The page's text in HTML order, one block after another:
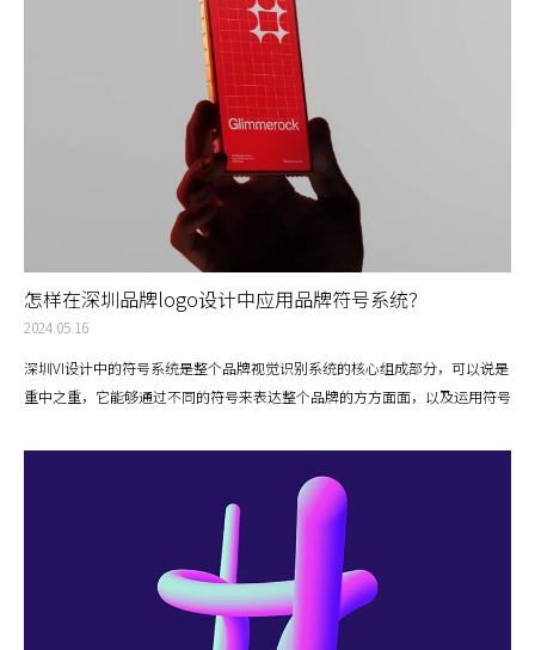
怎样在深圳品牌logo设计中应用品牌符号系统？
2024.05.16
深圳VI设计中的符号系统是整个品牌视觉识别系统的核心组成部分，可以说是
重中之重，它能够通过不同的符号来表达整个品牌的方方面面，以及运用符号
现商业价值。品牌符号系统包括了标志、图形、色彩、字体等元素，用于表达